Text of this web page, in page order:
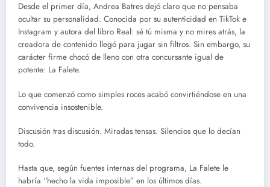
Desde el primer día, Andrea Batres dejó claro que no pensaba
ocultar su personalidad. Conocida por su autenticidad en TikTok e
Instagram y autora del libro Real: sé tú misma y no mires atrás, la
creadora de contenido llegó para jugar sin filtros. Sin embargo, su
carácter firme chocó de lleno con otra concursante igual de
potente: La Falete.
Lo que comenzó como simples roces acabó convirtiéndose en una
convivencia insostenible.
Discusión tras discusión. Miradas tensas. Silencios que lo decían
todo.
Hasta que, según fuentes internas del programa, La Falete le
habría “hecho la vida imposible” en los últimos días.